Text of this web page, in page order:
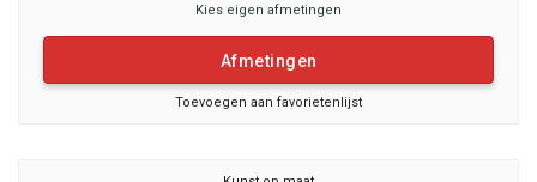
Kies eigen afmetingen
Afmetingen
Toevoegen aan favorietenlijst